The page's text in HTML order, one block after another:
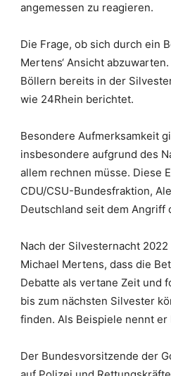
angemessen zu reagieren.
Die Frage, ob sich durch ein
Mertens‘ Ansicht
Böllern bereits in der
wie 24Rhein berichtet.
Besondere Aufmerksamkeit
insbesondere aufgrund des
allem rechnen müsse. Diese
CDU/CSU-Bundesfraktion,
Deutschland seit dem Angriff
Nach der Silvesternacht
Michael Mertens, dass die
Debatte als vertane Zeit und
bis zum nächsten Silvester
finden. Als Beispiele nennt
Der Bundesvorsitzende der